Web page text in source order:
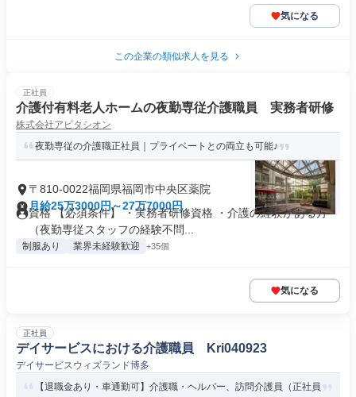
気になる
この企業の類似求人を見る
正社員
介護付有料老人ホームの夜勤専従介護職員 実務者研修
株式会社アビタシオン
夜勤専従の介護職正社員｜プライベートとの両立も可能♪
〒810-0022福岡県福岡市中央区薬院
月給25万3000円～27万7000円
資格 【必須条件】 ・実務者研修資格 ・介護の経験がある方
（夜勤専従スタッフの経験不問...
制服あり 業界未経験歓迎 +35個
気になる
正社員
デイサービスにおける介護職員 Kri040923
デイサービスウィズランド博多
【退職金あり・車通勤可】介護職・ヘルパー、訪問介護員（正社員